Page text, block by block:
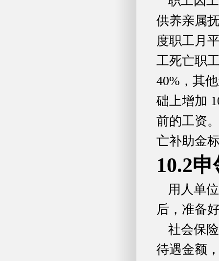
供养亲属
度职工月
工死亡职
40%，其
础上增加
前的工资
亡补助金
10.2
用人单
后，准备
社会保
待遇金额